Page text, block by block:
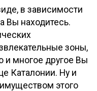
в зависимости
Вы находитесь.
зоны,
и многое другое Вы
Каталонии. Ну и
этого